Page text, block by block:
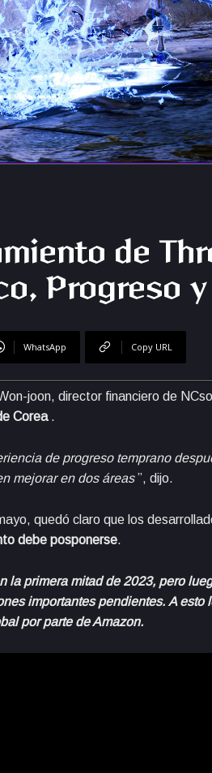
de
Progreso y
WhatsApp Copy URL
joon, director financiero de
Corea.
de progreso temprano
mejorar en dos áreas”, dijo.
quedó claro que los
debe posponerse.
la primera mitad de 2023, pero
importantes pendientes. A esto
por parte de Amazon.